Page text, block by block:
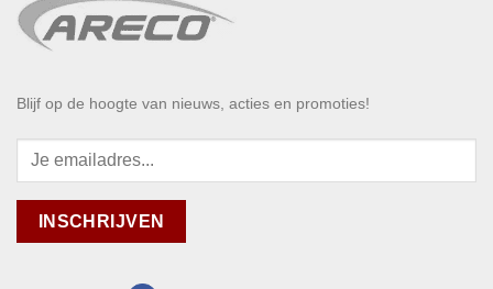
Blijf op de hoogte van nieuws, acties en promoties!